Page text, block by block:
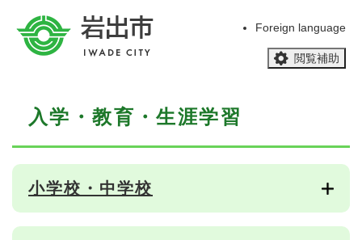
Foreign language
閲覧補助
入学・教育・生涯学習
小学校・中学校